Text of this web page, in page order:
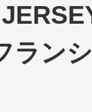
ラン